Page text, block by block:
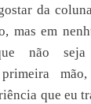
da
mas em
não
mão,
que eu